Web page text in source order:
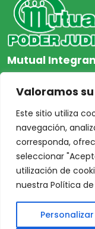
Valoramos
Este sitio utiliza
navegación,
corresponda,
seleccionar
utilización de
nuestra Política de
Personalizar
Mutual
+54 9 342
NOSOTROS
Inicio
Acceso
Nosotros